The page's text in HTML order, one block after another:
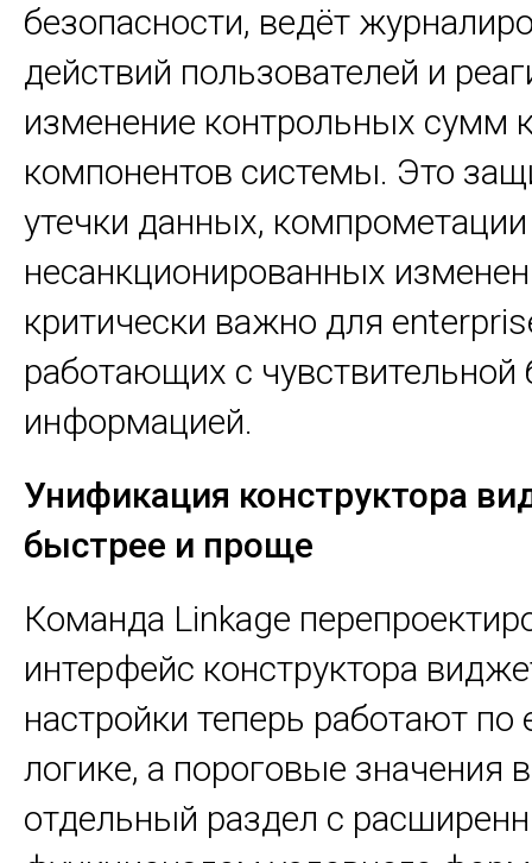
безопасности, ведёт
действий пользователей и
изменение контрольных сумм
компонентов системы. Это
утечки данных,
несанкционированных
критически важно для
работающих с чувствительной
информацией.
Унификация конструктора
быстрее и проще
Команда Linkage
интерфейс конструктора
настройки теперь работают по
логике, а пороговые значения
отдельный раздел с